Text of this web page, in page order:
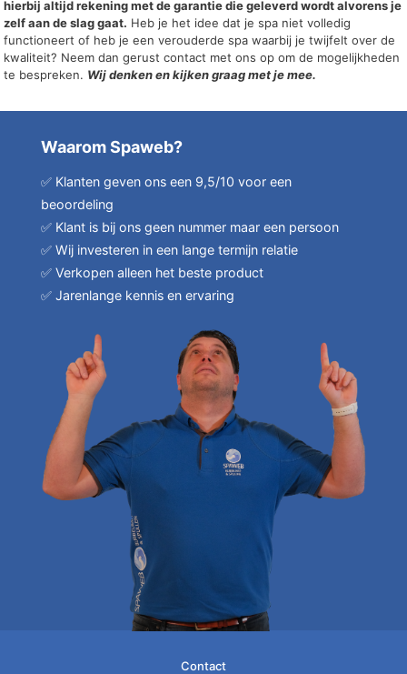
hierbij altijd rekening met de garantie die geleverd wordt alvorens je
zelf aan de slag gaat. Heb je het idee dat je spa niet volledig
functioneert of heb je een verouderde spa waarbij je twijfelt over de
kwaliteit? Neem dan gerust contact met ons op om de mogelijkheden
te bespreken. Wij denken en kijken graag met je mee.
Waarom Spaweb?
✅ Klanten geven ons een 9,5/10 voor een
beoordeling
✅ Klant is bij ons geen nummer maar een persoon
✅ Wij investeren in een lange termijn relatie
✅ Verkopen alleen het beste product
✅ Jarenlange kennis en ervaring
Contact